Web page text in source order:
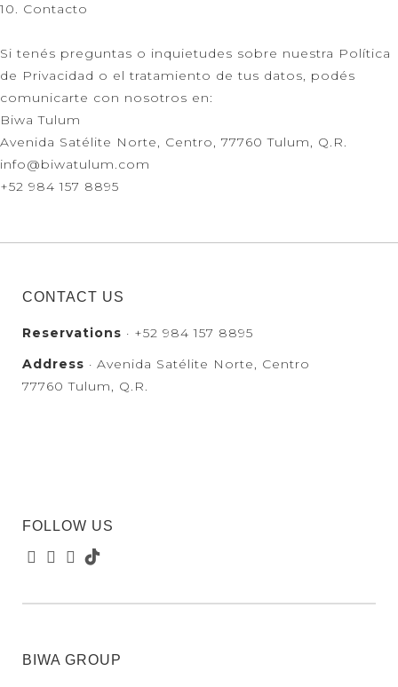
10. Contacto
Si tenés preguntas o inquietudes sobre nuestra Política
de Privacidad o el tratamiento de tus datos, podés
comunicarte con nosotros en:
Biwa Tulum
Avenida Satélite Norte, Centro, 77760 Tulum, Q.R.
info@biwatulum.com
+52 984 157 8895
CONTACT US
Reservations · +52 984 157 8895
Address · Avenida Satélite Norte, Centro
77760 Tulum, Q.R.
FOLLOW US
BIWA GROUP